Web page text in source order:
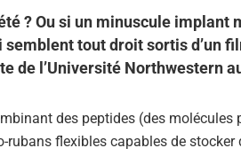
? Ou si un minuscule implant
tout droit sortis d’un
de l’Université Northwestern
des peptides (des molécules
flexibles capables de stocker